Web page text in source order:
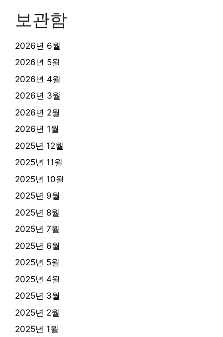
보관함
2026년 6월
2026년 5월
2026년 4월
2026년 3월
2026년 2월
2026년 1월
2025년 12월
2025년 11월
2025년 10월
2025년 9월
2025년 8월
2025년 7월
2025년 6월
2025년 5월
2025년 4월
2025년 3월
2025년 2월
2025년 1월